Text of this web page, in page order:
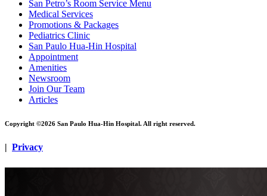
San Petro’s Room Service Menu
Medical Services
Promotions & Packages
Pediatrics Clinic
San Paulo Hua-Hin Hospital
Appointment
Amenities
Newsroom
Join Our Team
Articles
Copyright ©2026 San Paulo Hua-Hin Hospital. All right reserved.
| Privacy